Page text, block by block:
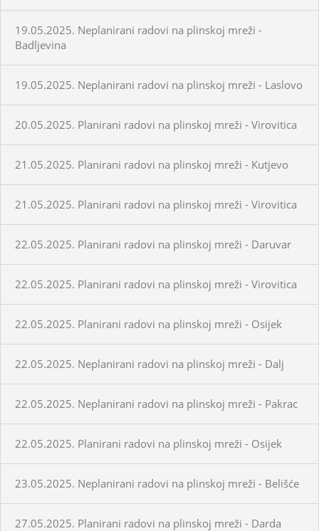
19.05.2025. Neplanirani radovi na plinskoj mreži -
Badljevina
19.05.2025. Neplanirani radovi na plinskoj mreži - Laslovo
20.05.2025. Planirani radovi na plinskoj mreži - Virovitica
21.05.2025. Planirani radovi na plinskoj mreži - Kutjevo
21.05.2025. Planirani radovi na plinskoj mreži - Virovitica
22.05.2025. Planirani radovi na plinskoj mreži - Daruvar
22.05.2025. Planirani radovi na plinskoj mreži - Virovitica
22.05.2025. Planirani radovi na plinskoj mreži - Osijek
22.05.2025. Neplanirani radovi na plinskoj mreži - Dalj
22.05.2025. Neplanirani radovi na plinskoj mreži - Pakrac
22.05.2025. Planirani radovi na plinskoj mreži - Osijek
23.05.2025. Neplanirani radovi na plinskoj mreži - Belišće
27.05.2025. Planirani radovi na plinskoj mreži - Darda